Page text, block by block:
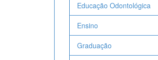
Educação Odontológica
Ensino
Graduação